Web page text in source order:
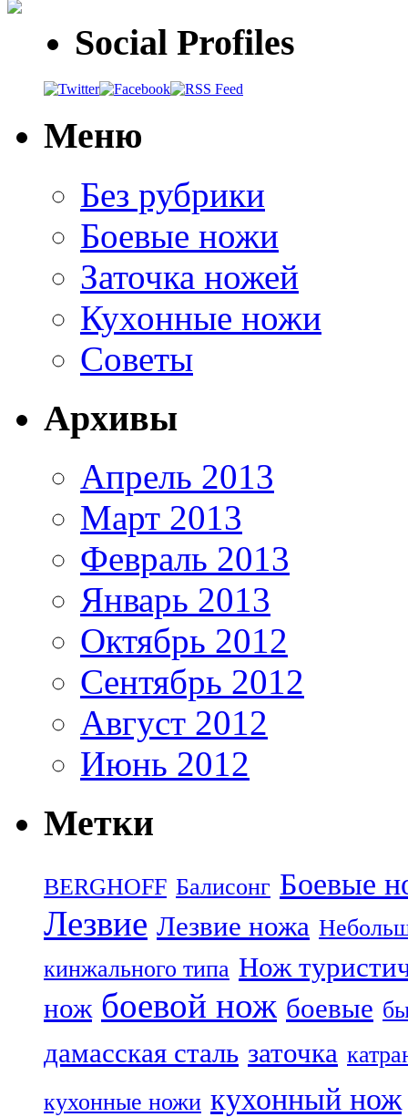
Social Profiles
Меню
Без рубрики
Боевые ножи
Заточка ножей
Кухонные ножи
Советы
Архивы
Апрель 2013
Март 2013
Февраль 2013
Январь 2013
Октябрь 2012
Сентябрь 2012
Август 2012
Июнь 2012
Метки
BERGHOFF Балисонг Боевые
Лезвие Лезвие ножа
кинжального типа Нож
нож боевой нож боевые
дамасская сталь заточка
кухонные ножи кухонный нож